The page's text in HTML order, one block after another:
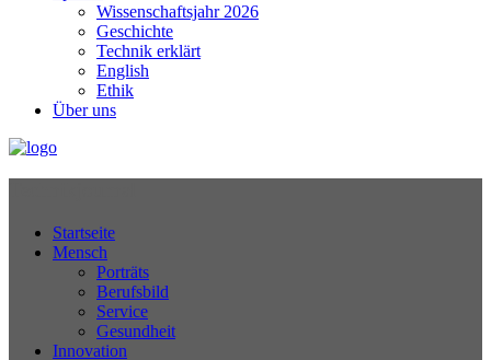
Wissenschaftsjahr 2026
Geschichte
Technik erklärt
English
Ethik
Über uns
Startseite
Mensch
Porträts
Berufsbild
Service
Gesundheit
Innovation